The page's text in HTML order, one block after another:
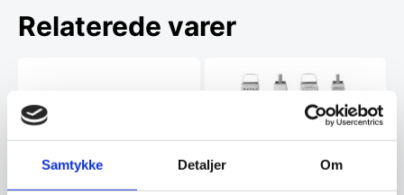
Samtykke Detaljer Om
Relaterede varer
Rivejern, 4-sidet fra Hendi. Mål: